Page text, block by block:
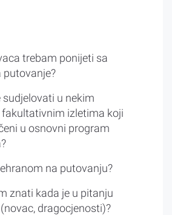
trebam ponijeti sa
putovanje?
sudjelovati u nekim
izletima koji
u osnovni program
na putovanju?
znati kada je u pitanju
dragocjenosti)?